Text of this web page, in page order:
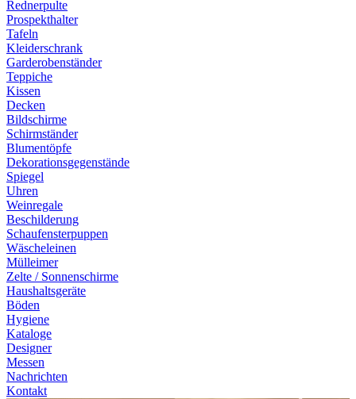
Rednerpulte
Prospekthalter
Tafeln
Kleiderschrank
Garderobenständer
Teppiche
Kissen
Decken
Bildschirme
Schirmständer
Blumentöpfe
Dekorationsgegenstände
Spiegel
Uhren
Weinregale
Beschilderung
Schaufensterpuppen
Wäscheleinen
Mülleimer
Zelte / Sonnenschirme
Haushaltsgeräte
Böden
Hygiene
Kataloge
Designer
Messen
Nachrichten
Kontakt